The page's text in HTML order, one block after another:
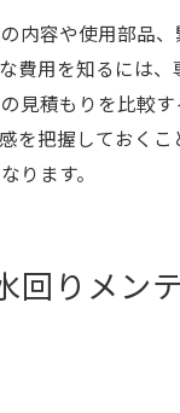
内容や使用部品
費用を知るには
見積もりを比較
を把握しておくこ
ります。
回りメン